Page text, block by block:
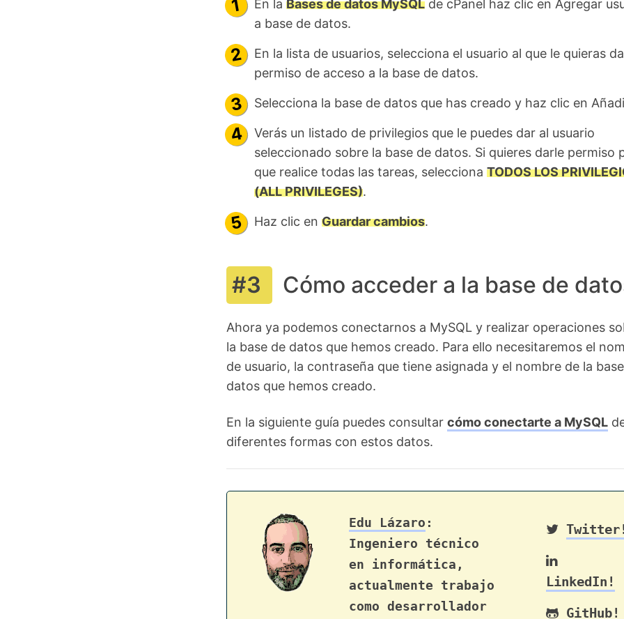
En la Bases de datos MySQLde cPanel haz clic en Agregar
a base de datos.
En la lista de usuarios, selecciona el usuario al que le quieras
permiso de acceso a la base de datos.
Selecciona la base de datos que has creado y haz clic en
Verás un listado de privilegios que le puedes dar al usuario
seleccionado sobre la base de datos. Si quieres darle permiso
que realice todas las tareas, selecciona TODOS LOS
(ALL PRIVILEGES).
Haz clic en Guardar cambios.
Cómo acceder a la base de
Ahora ya podemos conectarnos a MySQL y realizar operaciones
la base de datos que hemos creado. Para ello necesitaremos el
de usuario, la contraseña que tiene asignada y el nombre de la
datos que hemos creado.
En la siguiente guía puedes consultar cómo conectarte a MySQL
diferentes formas con estos datos.
Edu Lázaro :
Ingeniero técnico
en informática,
actualmente trabajo
como desarrollador
Twitter!
LinkedIn!
GitHub!